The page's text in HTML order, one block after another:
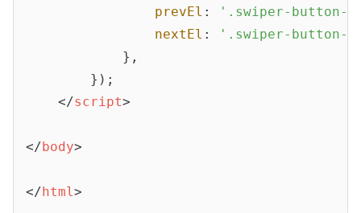
prevEl :
'.swiper-button-
nextEl :
'.swiper-button-
            },
        });
</script>
</body>
</html>